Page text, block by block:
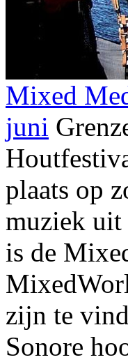
Mixed
juni
plaats op
muziek uit
is de
zijn te
Sonore